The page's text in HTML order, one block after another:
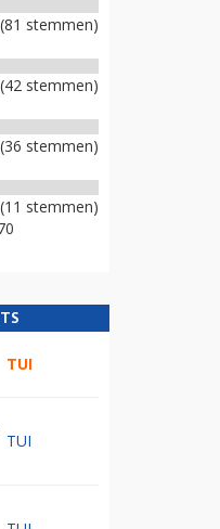
stemmen)
stemmen)
stemmen)
stemmen)
TUI
TUI